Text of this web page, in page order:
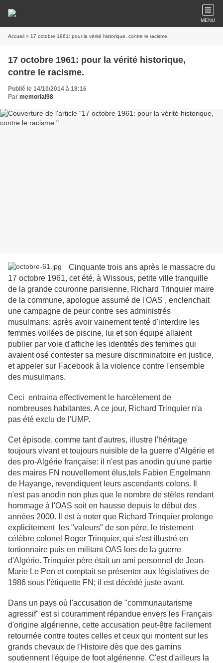
MENU
Accueil » 17 octobre 1961: pour la vérité historique, contre le racisme.
17 octobre 1961: pour la vérité historique,
contre le racisme.
Publié le 14/10/2014 à 18:16
Par memorial98
Cinquante trois ans après le massacre du
17 octobre 1961, cet été, à Wissous, petite ville tranquille
de la grande couronne parisienne, Richard Trinquier maire
de la commune, apologue assumé de l'OAS , enclenchait
une campagne de peur contre ses administrés
musulmans: après avoir vainement tenté d'interdire les
femmes voilées de piscine, lui et son équipe allaient
publier par voie d'affiche les identités des femmes qui
avaient osé contester sa mesure discriminatoire en justice,
et appeler sur Facebook à la violence contre l'ensemble
des musulmans.
Ceci entraina effectivement le harcèlement de
nombreuses habitantes. A ce jour, Richard Trinquier n'a
pas été exclu de l'UMP.
Cet épisode, comme tant d'autres, illustre l'héritage
toujours vivant et toujours nuisible de la guerre d'Algérie et
des pro-Algérie française: il n'est pas anodin qu'une partie
des maires FN nouvellement élus,tels Fabien Engelmann
de Hayange, revendiquent leurs ascendants colons. Il
n'est pas anodin non plus que le nombre de stèles rendant
hommage à l'OAS soit en hausse depuis le début des
années 2000. Il est à noter que Richard Trinquier prolonge
explicitement les "valeurs" de son père, le tristement
célèbre colonel Roger Trinquier, qui s'est illustré en
tortionnaire puis en militant OAS lors de la guerre
d'Algérie. Trinquier père était un ami personnel de Jean-
Marie Le Pen et comptait se présenter aux législatives de
1986 sous l'étiquette FN; il est décédé juste avant.
Dans un pays où l'accusation de "communautarisme
agressif" est si couramment répandue envers les Français
d'origine algérienne, cette accusation peut-être facilement
retournée contre toutes celles et ceux qui montent sur les
grands chevaux de l'Histoire dès que des gamins
soutiennent l'équipe de foot algérienne. C'est d'ailleurs la